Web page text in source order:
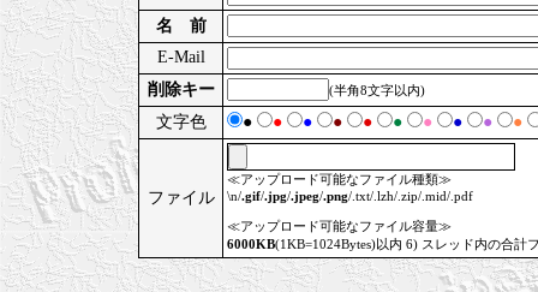
名 前
E-Mail
削除キー
(半角8文字以内)
文字色 ● ● ● ● ● ● ● ● ● ●
ファイル
≪アップロード可能なファイル種類≫
\n/.gif/.jpg/.jpeg/.png/.txt/.lzh/.zip/.mid/.pdf
≪アップロード可能なファイル容量≫
6000KB(1KB=1024Bytes)以内 6) スレッド内の合計